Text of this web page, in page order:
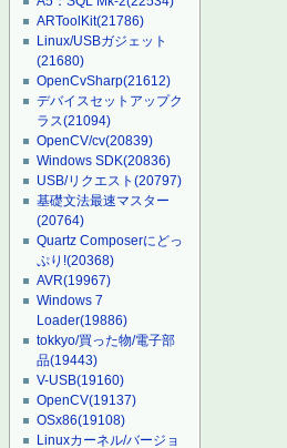
ARToolKit(21786)
Linux/USBガジェット
(21680)
OpenCvSharp(21612)
デバイスセットアップク
ラス(21094)
OpenCV/cv(20839)
Windows SDK(20836)
USB/リクエスト(20797)
基礎文法最速マスター
(20764)
Quartz Composerにどっ
ぷり!(20368)
AVR(19967)
Windows 7
Loader(19886)
tokkyo/買った物/電子部
品(19443)
V-USB(19160)
OpenCV(19137)
OSx86(19108)
Linuxカーネル/バージョ